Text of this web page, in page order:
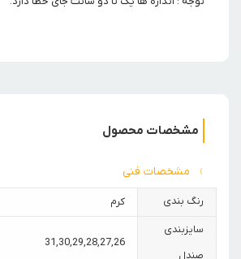
مشخصات محصول
مشخصات فنی
رنگ بندی کرم
سایزبندی
صندل
26
,
27
,
28
,
29
,
30
,
31